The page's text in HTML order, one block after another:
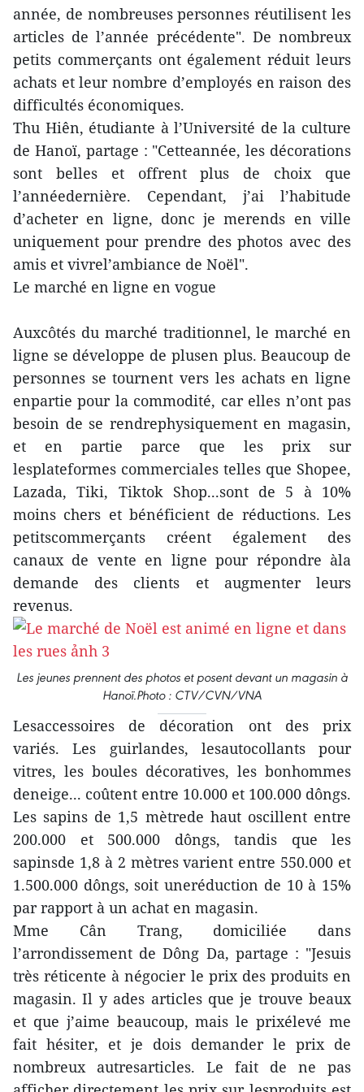
année, de nombreuses personnes réutilisent les
articles de l’année précédente". De nombreux
petits commerçants ont également réduit leurs
achats et leur nombre d’employés en raison des
difficultés économiques.
Thu Hiên, étudiante à l’Université de la culture
de Hanoï, partage : "Cetteannée, les décorations
sont belles et offrent plus de choix que
l’annéedernière. Cependant, j’ai l’habitude
d’acheter en ligne, donc je merends en ville
uniquement pour prendre des photos avec des
amis et vivrel’ambiance de Noël".
Le marché en ligne en vogue
Auxcôtés du marché traditionnel, le marché en
ligne se développe de plusen plus. Beaucoup de
personnes se tournent vers les achats en ligne
enpartie pour la commodité, car elles n’ont pas
besoin de se rendrephysiquement en magasin,
et en partie parce que les prix sur
lesplateformes commerciales telles que Shopee,
Lazada, Tiki, Tiktok Shop...sont de 5 à 10%
moins chers et bénéficient de réductions. Les
petitscommerçants créent également des
canaux de vente en ligne pour répondre àla
demande des clients et augmenter leurs
revenus.
Les jeunes prennent des photos et posent devant un magasin à
Hanoï.Photo : CTV/CVN/VNA
Lesaccessoires de décoration ont des prix
variés. Les guirlandes, lesautocollants pour
vitres, les boules décoratives, les bonhommes
deneige... coûtent entre 10.000 et 100.000 dôngs.
Les sapins de 1,5 mètrede haut oscillent entre
200.000 et 500.000 dôngs, tandis que les
sapinsde 1,8 à 2 mètres varient entre 550.000 et
1.500.000 dôngs, soit uneréduction de 10 à 15%
par rapport à un achat en magasin.
Mme Cân Trang, domiciliée dans
l’arrondissement de Dông Da, partage : "Jesuis
très réticente à négocier le prix des produits en
magasin. Il y ades articles que je trouve beaux
et que j’aime beaucoup, mais le prixélevé me
fait hésiter, et je dois demander le prix de
nombreux autresarticles. Le fait de ne pas